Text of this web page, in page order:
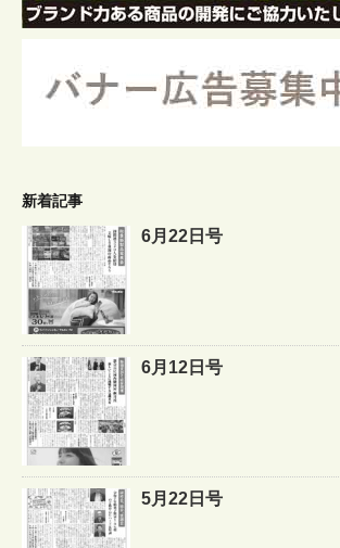
新着記事
6月22日号
6月12日号
5月22日号